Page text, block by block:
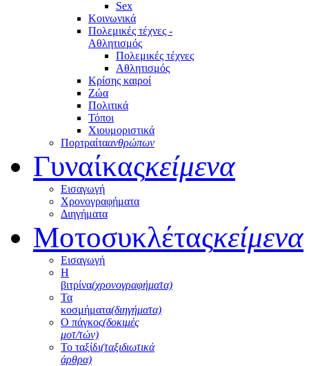
Sex
Κοινωνικά
Πολεμικές τέχνες -
Αθλητισμός
Πολεμικές τέχνες
Αθλητισμός
Κρίσης καιροί
Ζώα
Πολιτικά
Τόποι
Χιουμοριστικά
Πορτραίταανθρώπων
Γυναίκαςκείμενα
Εισαγωγή
Χρονογραφήματα
Διηγήματα
Μοτοσυκλέταςκείμενα
Εισαγωγή
Η
βιτρίνα(χρονογραφήματα)
Τα
κοσμήματα(διηγήματα)
Ο πάγκος(δοκιμές
μοτ/τών)
Το ταξίδι(ταξιδιωτικά
άρθρα)